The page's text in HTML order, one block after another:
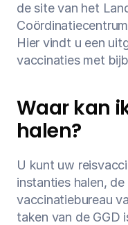
de site van het
Hier vindt u een
vaccinaties met
Waar kan
halen?
U kunt uw
instanties halen,
vaccinatiebureau
taken van de GGD